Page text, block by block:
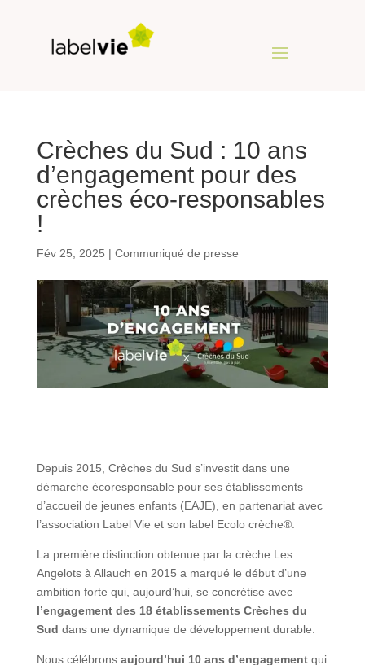
Crèches du Sud : 10 ans
d’engagement pour des
crèches éco-responsables
!
Fév 25, 2025 | Communiqué de presse
Depuis 2015, Crèches du Sud s’investit dans une
démarche écoresponsable pour ses établissements
d’accueil de jeunes enfants (EAJE), en partenariat avec
l’association Label Vie et son label Ecolo crèche®.
La première distinction obtenue par la crèche Les
Angelots à Allauch en 2015 a marqué le début d’une
ambition forte qui, aujourd’hui, se concrétise avec
l’engagement des 18 établissements Crèches du
Sud dans une dynamique de développement durable.
Nous célébrons aujourd’hui 10 ans d’engagementqui